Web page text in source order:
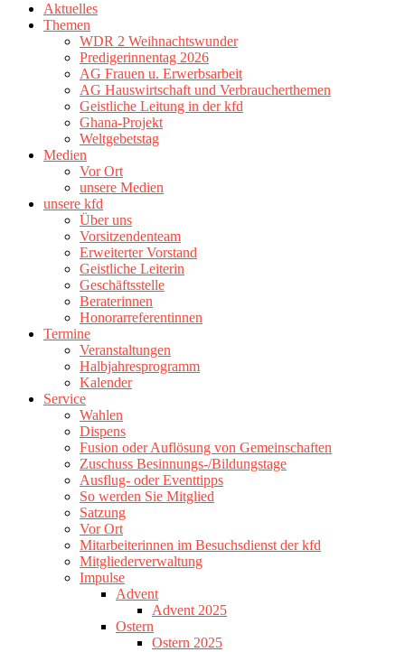
Aktuelles
Themen
WDR 2 Weihnachtswunder
Predigerinnentag 2026
AG Frauen u. Erwerbsarbeit
AG Hauswirtschaft und Verbraucherthemen
Geistliche Leitung in der kfd
Ghana-Projekt
Weltgebetstag
Medien
Vor Ort
unsere Medien
unsere kfd
Über uns
Vorsitzendenteam
Erweiterter Vorstand
Geistliche Leiterin
Geschäftsstelle
Beraterinnen
Honorarreferentinnen
Termine
Veranstaltungen
Halbjahresprogramm
Kalender
Service
Wahlen
Dispens
Fusion oder Auflösung von Gemeinschaften
Zuschuss Besinnungs-/Bildungstage
Ausflug- oder Eventtipps
So werden Sie Mitglied
Satzung
Vor Ort
Mitarbeiterinnen im Besuchsdienst der kfd
Mitgliederverwaltung
Impulse
Advent
Advent 2025
Ostern
Ostern 2025